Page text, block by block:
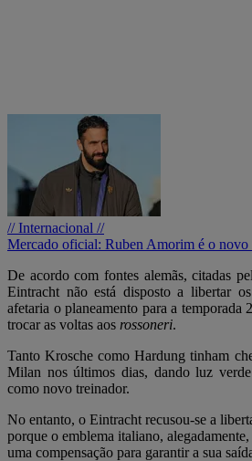
// Internacional //
Mercado oficial: Ruben Amorim é o
De acordo com fontes alemãs, citadas
Eintracht não está disposto a libertar
afetaria o planeamento para a temporada
trocar as voltas aos rossoneri.
Tanto Krosche como Hardung tinham
Milan nos últimos dias, dando luz
como novo treinador.
No entanto, o Eintracht recusou-se a
porque o emblema italiano,
uma compensação para garantir a sua